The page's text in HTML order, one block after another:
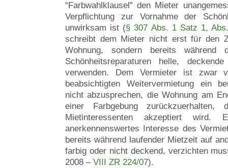
“Farbwahlklausel” den Mieter
Verpflichtung zur Vornahme der
unwirksam ist (§ 307 Abs. 1 Satz 1,
schreibt dem Mieter nicht erst für den
Wohnung, sondern bereits
Schönheitsreparaturen helle,
verwenden. Dem Vermieter ist zwar
beabsichtigten Weitervermietung ein
nicht abzusprechen, die Wohnung am
einer Farbgebung
Mietinteressenten akzeptiert
anerkennenswertes Interesse des
bereits während laufender Mietzeit auf
farbig oder nicht deckend, verzichten
2008 – VIII ZR 224/07).